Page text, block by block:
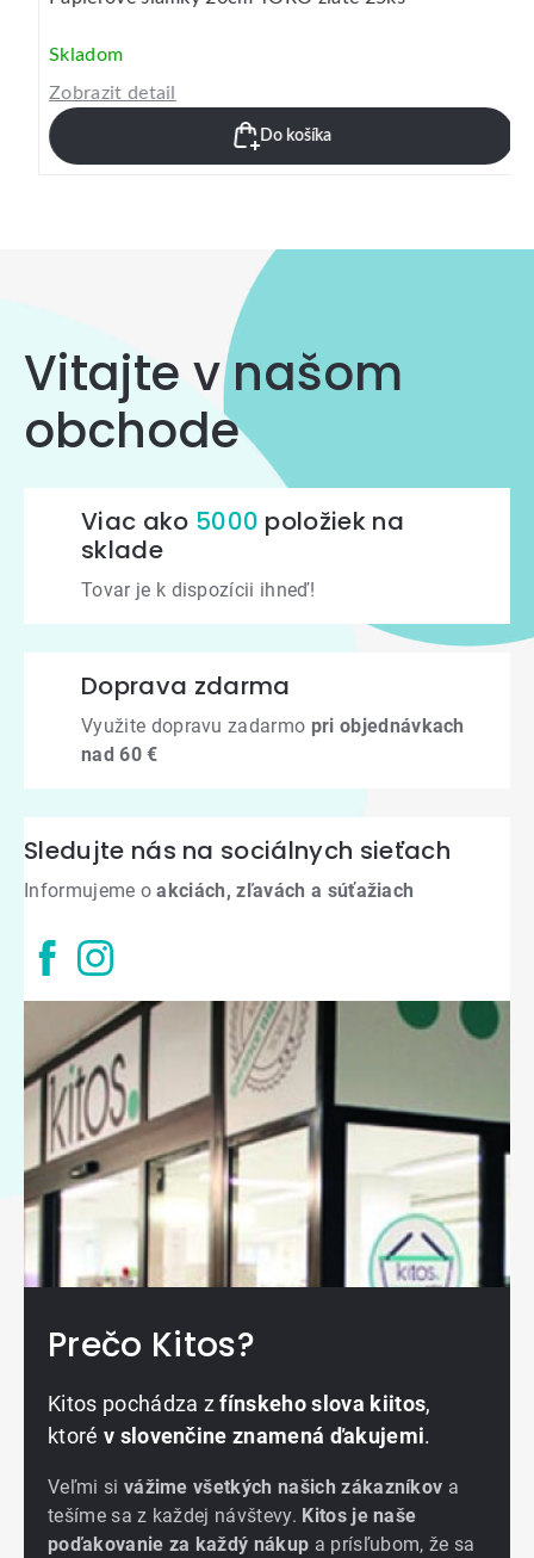
Skladom
Zobrazit detail
Do košíka
Vitajte v našom
obchode
Viac ako 5000 položiek na
sklade
Tovar je k dispozícii ihneď!
Doprava zdarma
Využite dopravu zadarmo pri objednávkach
nad 60 €
Sledujte nás na sociálnych sieťach
Informujeme oakciách, zľavách a súťažiach
Prečo Kitos?
Kitos pochádza zfínskeho slova kiitos,
ktoré v slovenčine znamená ďakujemi.
Veľmi si vážime všetkých našich zákazníkov a
tešíme sa z každej návštevy. Kitos je naše
poďakovanie za každý nákup a prísľubom, že sa